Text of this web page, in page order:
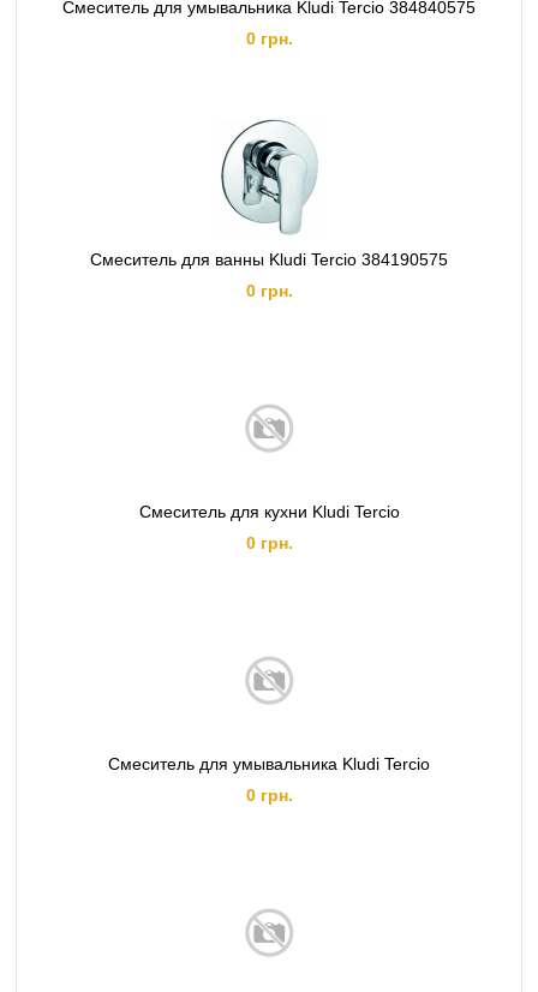
Смеситель для умывальника Kludi Tercio 384840575
0 грн.
Cмеситель для ванны Kludi Tercio 384190575
0 грн.
Смеситель для кухни Kludi Tercio
0 грн.
Смеситель для умывальника Kludi Tercio
0 грн.